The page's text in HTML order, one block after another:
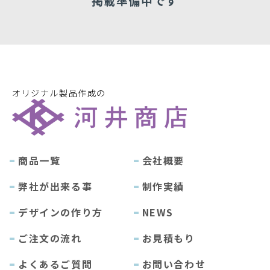
オリジナル製品作成の
商品一覧
会社概要
弊社が出来る事
制作実績
デザインの作り方
NEWS
ご注文の流れ
お見積もり
よくあるご質問
お問い合わせ